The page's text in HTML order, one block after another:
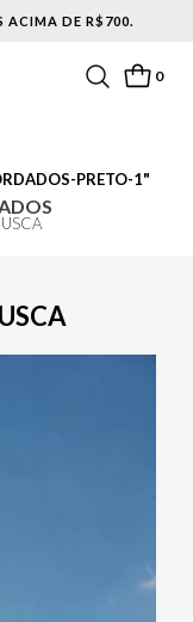
ACIMA DE R$700.
0
PRETO-1